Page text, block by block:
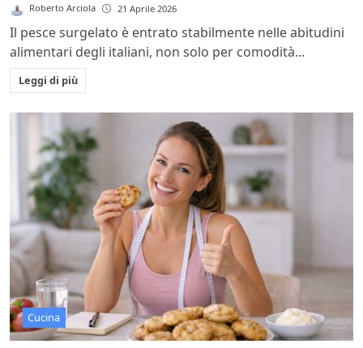
Roberto Arciola 21 Aprile 2026
Il pesce surgelato è entrato stabilmente nelle abitudini
alimentari degli italiani, non solo per comodità...
Leggi di più
Cucina